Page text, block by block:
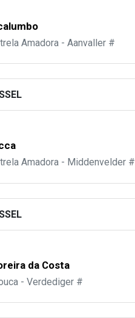
Amadora - Aanvaller #
Amadora - Middenvelder #
da Costa
- Verdediger #